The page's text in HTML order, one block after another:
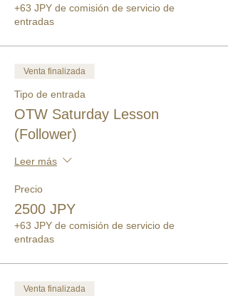
+63 JPY de comisión de servicio de
entradas
Venta finalizada
Tipo de entrada
OTW Saturday Lesson
(Follower)
Leer más
Precio
2500 JPY
+63 JPY de comisión de servicio de
entradas
Venta finalizada